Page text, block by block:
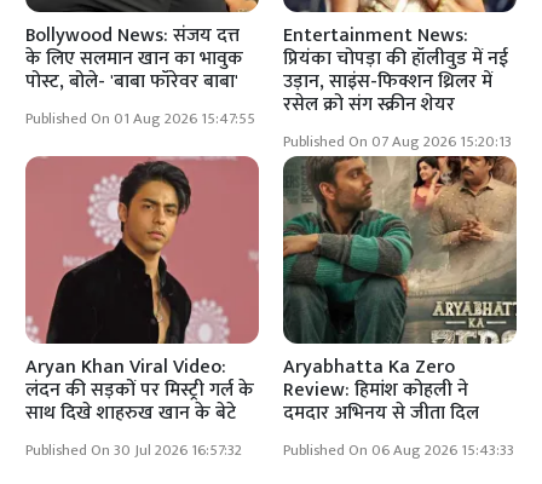
Bollywood News: संजय दत्त
के लिए सलमान खान का भावुक
पोस्ट, बोले- 'बाबा फॉरेवर बाबा'
Published On 01 Aug 2026 15:47:55
Entertainment News:
प्रियंका चोपड़ा की हॉलीवुड में नई
उड़ान, साइंस-फिक्शन थ्रिलर में
रसेल क्रो संग स्क्रीन शेयर
Published On 07 Aug 2026 15:20:13
Aryan Khan Viral Video:
लंदन की सड़कों पर मिस्ट्री गर्ल के
साथ दिखे शाहरुख खान के बेटे
Published On 30 Jul 2026 16:57:32
Aryabhatta Ka Zero
Review: हिमांश कोहली ने
दमदार अभिनय से जीता दिल
Published On 06 Aug 2026 15:43:33